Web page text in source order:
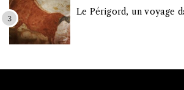
Le Périgord, un voyage